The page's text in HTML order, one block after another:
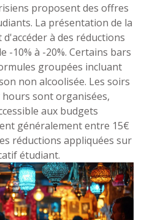
proposent des offres
La présentation de la
à des réductions
-10% à -20%. Certains bars
groupées incluant
non alcoolisée. Les soirs
hours sont organisées,
aux budgets
généralement entre 15€
réductions appliquées sur
étudiant.